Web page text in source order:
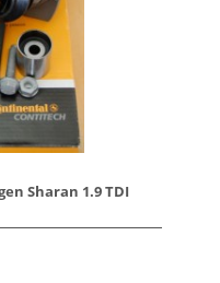
Sharan 1.9 TDI